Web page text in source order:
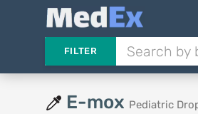
FILTER
E-mox Pediatric